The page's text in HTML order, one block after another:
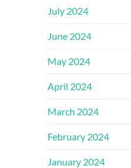
July 2024
June 2024
May 2024
April 2024
March 2024
February 2024
January 2024